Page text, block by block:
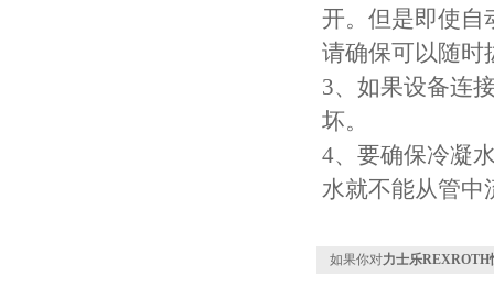
开。但是即使自
请确保可以随时
3、如果设备连
坏。
4、要确保冷凝
水就不能从管中
如果你对力士乐REXROTH